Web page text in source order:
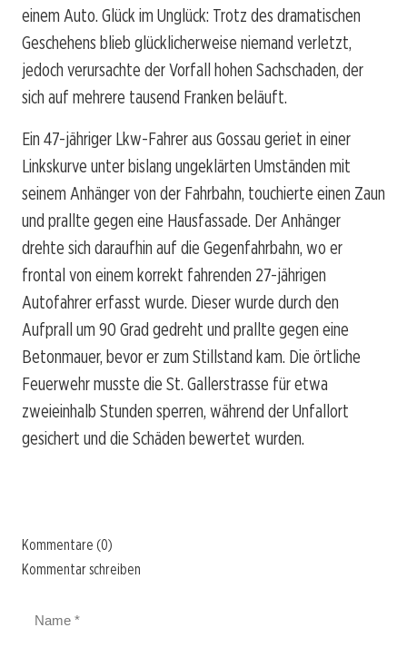
einem Auto. Glück im Unglück: Trotz des dramatischen
Geschehens blieb glücklicherweise niemand verletzt,
jedoch verursachte der Vorfall hohen Sachschaden, der
sich auf mehrere tausend Franken beläuft.
Ein 47-jähriger Lkw-Fahrer aus Gossau geriet in einer
Linkskurve unter bislang ungeklärten Umständen mit
seinem Anhänger von der Fahrbahn, touchierte einen Zaun
und prallte gegen eine Hausfassade. Der Anhänger
drehte sich daraufhin auf die Gegenfahrbahn, wo er
frontal von einem korrekt fahrenden 27-jährigen
Autofahrer erfasst wurde. Dieser wurde durch den
Aufprall um 90 Grad gedreht und prallte gegen eine
Betonmauer, bevor er zum Stillstand kam. Die örtliche
Feuerwehr musste die St. Gallerstrasse für etwa
zweieinhalb Stunden sperren, während der Unfallort
gesichert und die Schäden bewertet wurden.
Kommentare (0)
Kommentar schreiben